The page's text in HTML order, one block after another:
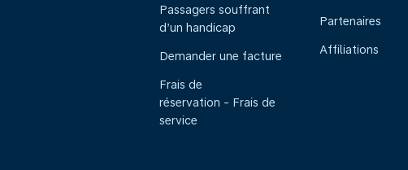
Passagers souffrant
d’un handicap
Demander une facture
Frais de
réservation - Frais de
service
Partenaires
Affiliations